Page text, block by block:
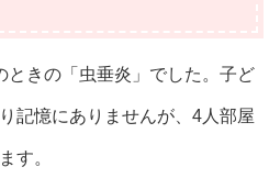
ときの「虫垂炎」でした。子ど
記憶にありませんが、4人部屋
す。